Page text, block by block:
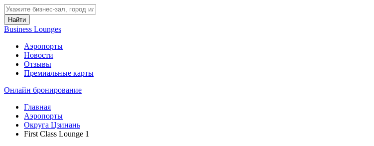
Найти
Business Lounges
Аэропорты
Новости
Отзывы
Премиальные карты
Онлайн бронирование
Главная
Аэропорты
Округа Цзинань
First Class Lounge 1